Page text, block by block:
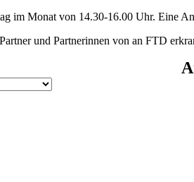
im Monat von 14.30-16.00 Uhr. Eine
und Partnerinnen von an FTD